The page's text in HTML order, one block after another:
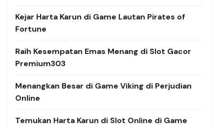
Kejar Harta Karun di Game Lautan Pirates of
Fortune
Raih Kesempatan Emas Menang di Slot Gacor
Premium303
Menangkan Besar di Game Viking di Perjudian
Online
Temukan Harta Karun di Slot Online di Game